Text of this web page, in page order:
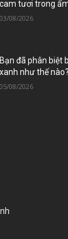
cam tươi trong
03/08/2026
Bạn đã phân biệt
xanh như thế nào?
05/08/2026